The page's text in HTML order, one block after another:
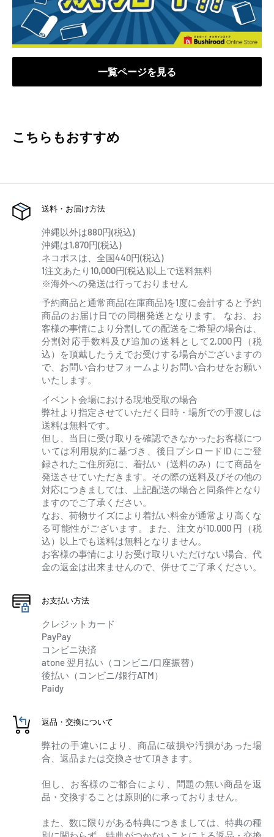
一覧ページを見る
こちらもおすすめ
送料・お届け方法
沖縄以外は880円(税込)
沖縄は1,870円(税込)
ネコポスは、全国440円(税込)
1注文あたり10,000円(税込)以上で送料無料
※海外への発送は行っておりません
予約商品と通常商品(在庫商品)を1度に会計すると予約
商品のお届け日での同梱発送となります。 なお、お
客様の事情により分割しての配送をご希望の場合は、
分割対応手数料及び追加の送料として2,000円（税
込）を頂戴したうえでお受けする場合がございますの
で、お問い合わせフォームよりお問い合わせをお願い
いたします。
イベント会場における現地受取の場合
弊社より指定させていただく日時・場所での手渡しは
送料は無料です。
但し、当日に受け取りを確認できなかったお客様につ
いては利用規約に基づき、後日ブシロードID にご登
録されたご住所宛に、着払い（送料のみ）にて商品を
発送させていただきます。その際の送料及びその他の
対応につきましては、上記配送の場合と同条件となり
ますのでご了承ください。
なお、荷物サイズにより着払い料金が通常より高くな
る可能性がございます。また、注文が10,000 円（税
込）以上でも送料は無料となりません。
お客様の事情によりお受け取りいただけない場合、代
金の返金は出来ませんので、併せてご了承ください。
お支払い方法
クレジットカード
PayPay
コンビニ決済
atone 翌月払い（コンビニ/口座振替）
後払い（コンビニ/銀行ATM）
Paidy
返品・交換について
弊社の手違いにより、商品に破損や汚損があった場
合、返品または交換させて頂きます。
但し、お客様のご都合により、問題の無い商品を返
品・交換することは原則的に承っておりません。
また、数に限りがある特典につきましては、特典の種